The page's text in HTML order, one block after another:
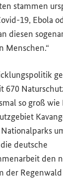
stammen
19, Ebola
diesen
Menschen.“
670
so groß
deutsche
den
der